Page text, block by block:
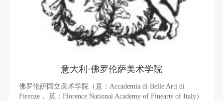
意大利·佛罗伦萨美术学院
佛罗伦萨国立美术学院（意：Accademia di Belle Arti di
Firenze， 英：Florence National Academy of Finearts of Italy）